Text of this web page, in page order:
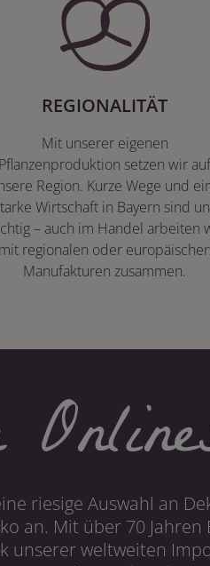
REGIONALITÄT
Mit unserer eigenen
Pflanzenproduktion setzen wir
Region. Kurze Wege und
Wirtschaft in Bayern sind
– auch im Handel arbeiten
mit regionalen oder europäischen
Manufakturen zusammen.
riesige Auswahl an
an. Mit über 70
unserer weltweiten